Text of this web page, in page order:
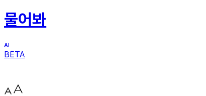
물어봐
BETA